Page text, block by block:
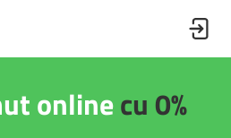
onlinecu 0%